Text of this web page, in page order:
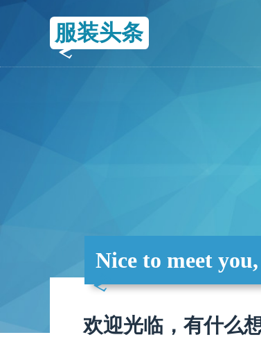
服装头条
Nice to meet
欢迎光临，有什么